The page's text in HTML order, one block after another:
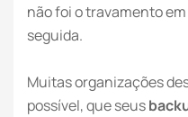
não foi o travamento
seguida.
Muitas organizações
possível, que seus